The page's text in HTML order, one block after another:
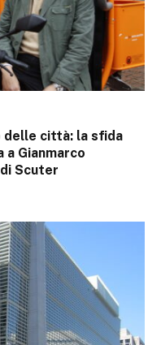
delle città: la sfida
Gianmarco
Scuter